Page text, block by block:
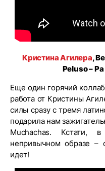
Кристина Агилера,
Peluso –
Еще один горячий
работа от Кристины
силы сразу с тремя
подарила нам
Muchachas. Кстати,
непривычном образе –
идет!